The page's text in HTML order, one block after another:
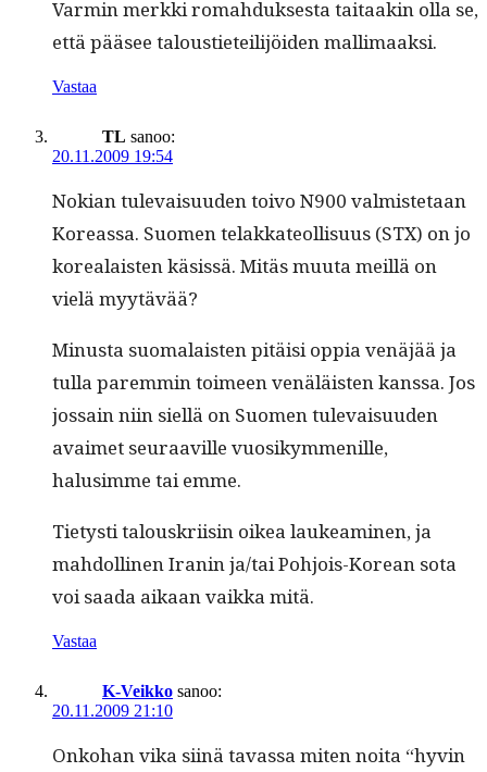
Varmin merk­ki rom­ah­duk­ses­ta taitaakin olla se,
että pääsee talousti­eteil­i­jöi­den mallimaaksi.
Vastaa
TL sanoo:
20.11.2009 19:54
Nokian tule­vaisu­u­den toi­vo N900 valmis­te­taan
Kore­as­sa. Suomen telakka­te­ol­lisu­us (STX) on jo
kore­alais­ten käsis­sä. Mitäs muu­ta meil­lä on
vielä myytävää?
Minus­ta suo­ma­lais­ten pitäisi oppia venäjää ja
tul­la parem­min toimeen venäläis­ten kanssa. Jos
jos­sain niin siel­lä on Suomen tule­vaisu­u­den
avaimet seu­raav­ille vuosikym­me­nille,
halusimme tai emme.
Tietysti talouskri­isin oikea laukeami­nen, ja
mah­dolli­nen Iranin ja/tai Pohjois-Kore­an sota
voi saa­da aikaan vaik­ka mitä.
Vastaa
K-Veikko sanoo:
20.11.2009 21:10
Onko­han vika siinä tavas­sa miten noi­ta “hyvin